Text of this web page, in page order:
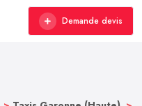
Demande devis